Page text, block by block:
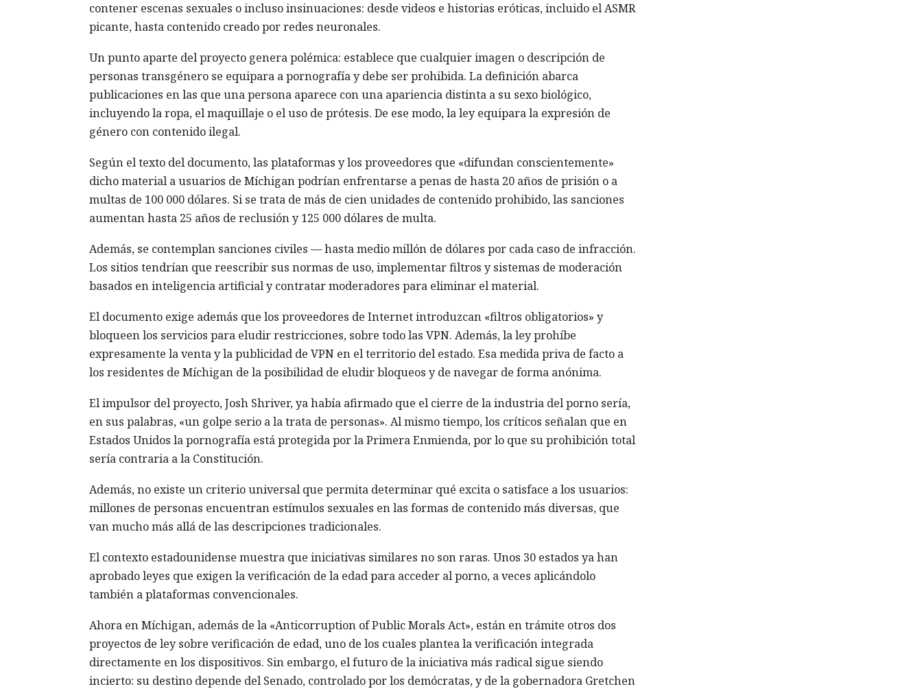
contener escenas sexuales o incluso insinuaciones: desde videos e historias eróticas, incluido el ASMR
picante, hasta contenido creado por redes neuronales.
Un punto aparte del proyecto genera polémica: establece que cualquier imagen o descripción de
personas transgénero se equipara a pornografía y debe ser prohibida. La definición abarca
publicaciones en las que una persona aparece con una apariencia distinta a su sexo biológico,
incluyendo la ropa, el maquillaje o el uso de prótesis. De ese modo, la ley equipara la expresión de
género con contenido ilegal.
Según el texto del documento, las plataformas y los proveedores que «difundan conscientemente»
dicho material a usuarios de Míchigan podrían enfrentarse a penas de hasta 20 años de prisión o a
multas de 100 000 dólares. Si se trata de más de cien unidades de contenido prohibido, las sanciones
aumentan hasta 25 años de reclusión y 125 000 dólares de multa.
Además, se contemplan sanciones civiles — hasta medio millón de dólares por cada caso de infracción.
Los sitios tendrían que reescribir sus normas de uso, implementar filtros y sistemas de moderación
basados en inteligencia artificial y contratar moderadores para eliminar el material.
El documento exige además que los proveedores de Internet introduzcan «filtros obligatorios» y
bloqueen los servicios para eludir restricciones, sobre todo las VPN. Además, la ley prohíbe
expresamente la venta y la publicidad de VPN en el territorio del estado. Esa medida priva de facto a
los residentes de Míchigan de la posibilidad de eludir bloqueos y de navegar de forma anónima.
El impulsor del proyecto, Josh Shriver, ya había afirmado que el cierre de la industria del porno sería,
en sus palabras, «un golpe serio a la trata de personas». Al mismo tiempo, los críticos señalan que en
Estados Unidos la pornografía está protegida por la Primera Enmienda, por lo que su prohibición total
sería contraria a la Constitución.
Además, no existe un criterio universal que permita determinar qué excita o satisface a los usuarios:
millones de personas encuentran estímulos sexuales en las formas de contenido más diversas, que
van mucho más allá de las descripciones tradicionales.
El contexto estadounidense muestra que iniciativas similares no son raras. Unos 30 estados ya han
aprobado leyes que exigen la verificación de la edad para acceder al porno, a veces aplicándolo
también a plataformas convencionales.
Ahora en Míchigan, además de la «Anticorruption of Public Morals Act», están en trámite otros dos
proyectos de ley sobre verificación de edad, uno de los cuales plantea la verificación integrada
directamente en los dispositivos. Sin embargo, el futuro de la iniciativa más radical sigue siendo
incierto: su destino depende del Senado, controlado por los demócratas, y de la gobernadora Gretchen